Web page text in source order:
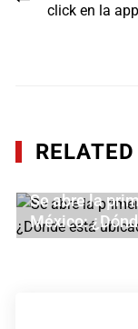
click en la
Se abre la
México: